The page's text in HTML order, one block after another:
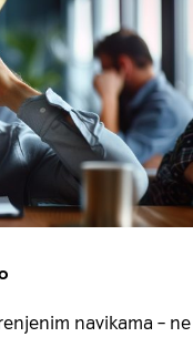
navikama – ne